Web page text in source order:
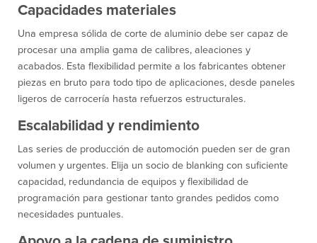
Capacidades materiales
Una empresa sólida de corte de aluminio debe ser capaz de
procesar una amplia gama de calibres, aleaciones y
acabados. Esta flexibilidad permite a los fabricantes obtener
piezas en bruto para todo tipo de aplicaciones, desde paneles
ligeros de carrocería hasta refuerzos estructurales.
Escalabilidad y rendimiento
Las series de producción de automoción pueden ser de gran
volumen y urgentes. Elija un socio de blanking con suficiente
capacidad, redundancia de equipos y flexibilidad de
programación para gestionar tanto grandes pedidos como
necesidades puntuales.